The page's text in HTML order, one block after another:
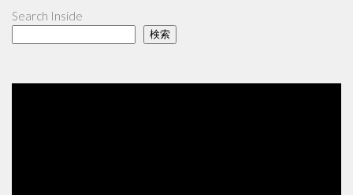
Search Inside
検索